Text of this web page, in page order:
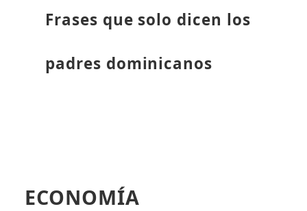
Frases que solo dicen los
padres dominicanos
ECONOMÍA